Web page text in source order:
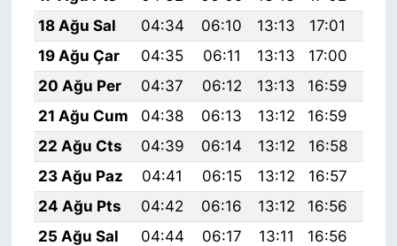
18 Ağu Sal
04:34 06:10 13:13 17:01
19 Ağu Çar
04:35 06:11 13:13 17:00
20 Ağu Per
04:37 06:12 13:13 16:59
21 Ağu Cum
04:38 06:13 13:12 16:59
22 Ağu Cts
04:39 06:14 13:12 16:58
23 Ağu Paz
04:41 06:15 13:12 16:57
24 Ağu Pts
04:42 06:16 13:12 16:56
25 Ağu Sal
04:44 06:17 13:11 16:56